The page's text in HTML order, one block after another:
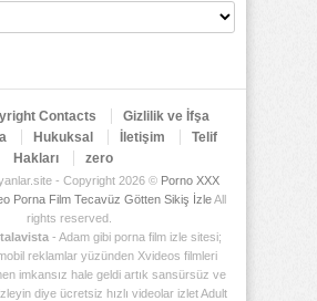
Contacts
Gizlilik ve İfşa
Hukuksal İletişim
Telif
Hakları
zero
- Copyright 2026 © Porno XXX
Porna Film Tecavüz Götten Sikiş İzleAll
rights reserved.
- Adam gibi porna film izle sitesi;
reklamlar yüzünden Xvideos filmleri
imkansız hale geldi artık sansürsüz ve
diye ücretsiz hızlı videolar izlet Adult